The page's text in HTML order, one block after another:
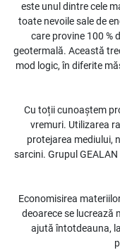
este unul dintre cele
toate nevoile sale de
care provine 100 %
geotermală. Această
mod logic, în diferite
Cu toții cunoaștem
vremuri. Utilizarea
protejarea mediului,
sarcini. Grupul
Economisirea
deoarece se lucrează
ajută întotdeauna,